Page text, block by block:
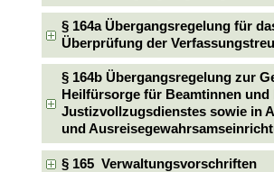
§ 164a Übergangsregelung für
Überprüfung der
§ 164b Übergangsregelung zur
Heilfürsorge für Beamtinnen und
Justizvollzugsdienstes sowie in
und
§ 165 Verwaltungsvorschriften